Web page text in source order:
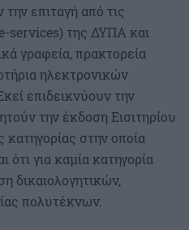
επιταγή από τις
services) της ΔΥΠΑ και
γραφεία, πρακτορεία
ηλεκτρονικών
επιδεικνύουν την
την έκδοση Εισιτηρίου
στην οποία
ότι για καμία κατηγορία
δικαιολογητικών,
πολυτέκνων.